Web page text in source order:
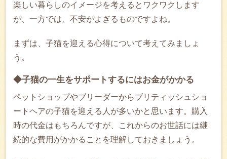
楽しい暮らしのイメージを考えるとワクワクします
が、一方では、不安がよぎるものですよね。
まずは、子猫を迎える心得について考えてみましょ
う。
◆子猫の一生をサポートするにはお金がかかる
ペットショップやブリーダーからブリティッシュショ
ートヘアの子猫を迎える人が多いかと思います。購入
時の代金はもちろんですが、これからのお世話には継
続的な費用がかかることを理解しておきましょう。